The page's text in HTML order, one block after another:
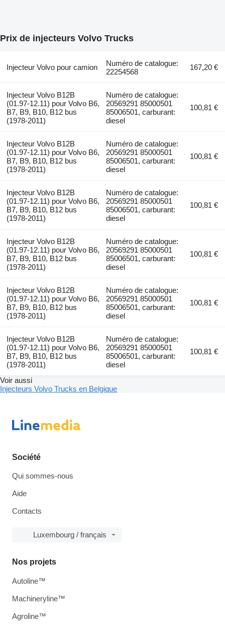
Prix de injecteurs Volvo Trucks
Injecteur Volvo pour camion
Numéro de catalogue:
22254568
167,20 €
Injecteur Volvo B12B
(01.97-12.11) pour Volvo B6,
B7, B9, B10, B12 bus
(1978-2011)
Numéro de catalogue:
20569291 85000501
85006501, carburant:
diesel
100,81 €
Injecteur Volvo B12B
(01.97-12.11) pour Volvo B6,
B7, B9, B10, B12 bus
(1978-2011)
Numéro de catalogue:
20569291 85000501
85006501, carburant:
diesel
100,81 €
Injecteur Volvo B12B
(01.97-12.11) pour Volvo B6,
B7, B9, B10, B12 bus
(1978-2011)
Numéro de catalogue:
20569291 85000501
85006501, carburant:
diesel
100,81 €
Injecteur Volvo B12B
(01.97-12.11) pour Volvo B6,
B7, B9, B10, B12 bus
(1978-2011)
Numéro de catalogue:
20569291 85000501
85006501, carburant:
diesel
100,81 €
Injecteur Volvo B12B
(01.97-12.11) pour Volvo B6,
B7, B9, B10, B12 bus
(1978-2011)
Numéro de catalogue:
20569291 85000501
85006501, carburant:
diesel
100,81 €
Injecteur Volvo B12B
(01.97-12.11) pour Volvo B6,
B7, B9, B10, B12 bus
(1978-2011)
Numéro de catalogue:
20569291 85000501
85006501, carburant:
diesel
100,81 €
Voir aussi
Injecteurs Volvo Trucks en Belgique
Société
Qui sommes-nous
Aide
Contacts
Luxembourg / français
Nos projets
Autoline™
Machineryline™
Agroline™